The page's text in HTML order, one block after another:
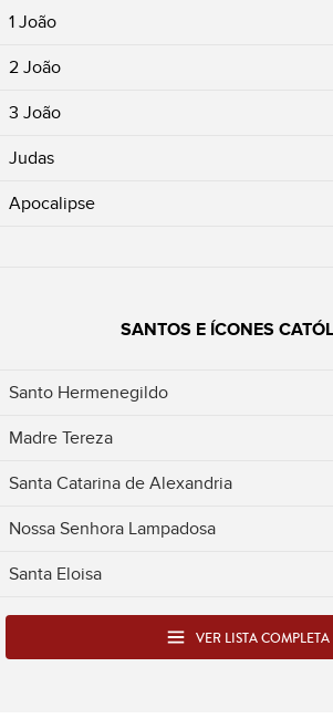
1 João
2 João
3 João
Judas
Apocalipse
SANTOS E ÍCONES
Santo Hermenegildo
Madre Tereza
Santa Catarina de Alexandria
Nossa Senhora Lampadosa
Santa Eloisa
VER LISTA COMPLETA